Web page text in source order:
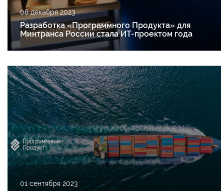
08 декабря 2023
Разработка «Программного Продукта» для
Минтранса России стала ИТ-проектом года
01 сентября 2023